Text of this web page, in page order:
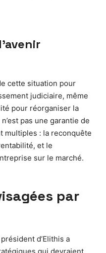
cette situation pour
judiciaire, même
pour réorganiser la
pas une garantie de
multiples : la reconquête
et le
sur le marché.
par
d’Elithis a